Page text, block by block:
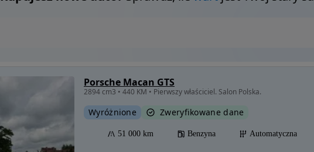
Porsche Macan GTS
2894 cm3 • 440 KM • Pierwszy właściciel. Salon Polska.
Wyróżnione Zweryfikowane dane
51 000 km Benzyna Automatyczna